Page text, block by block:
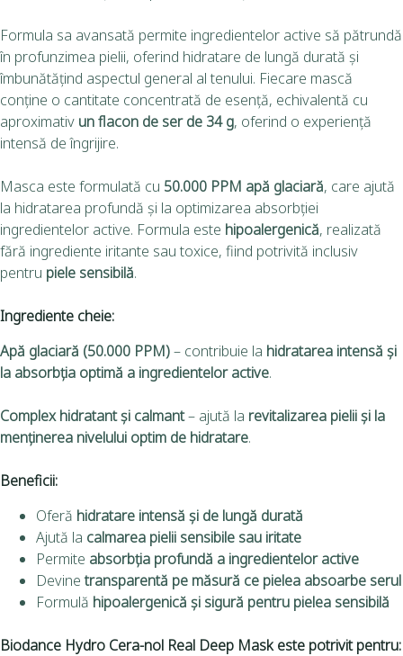
Formula sa avansată permite ingredientelor active să pătrundă
în profunzimea pielii, oferind hidratare de lungă durată și
îmbunătățind aspectul general al tenului. Fiecare mască
conține o cantitate concentrată de esență, echivalentă cu
aproximativ un flacon de ser de 34 g, oferind o experiență
intensă de îngrijire.
Masca este formulată cu 50.000 PPM apă glaciară, care ajută
la hidratarea profundă și la optimizarea absorbției
ingredientelor active. Formula este hipoalergenică, realizată
fără ingrediente iritante sau toxice, fiind potrivită inclusiv
pentru piele sensibilă.
Ingrediente cheie:
Apă glaciară (50.000 PPM)– contribuie la hidratarea intensă și
la absorbția optimă a ingredientelor active.
Complex hidratant și calmant– ajută la revitalizarea pielii și la
menținerea nivelului optim de hidratare.
Beneficii:
Oferă hidratare intensă și de lungă durată
Ajută la calmarea pielii sensibile sau iritate
Permite absorbția profundă a ingredientelor active
Devinetransparentă pe măsură ce pielea absoarbe serul
Formulă hipoalergenică și sigură pentru pielea sensibilă
Biodance Hydro Cera-nol Real Deep Maskeste potrivit pentru: